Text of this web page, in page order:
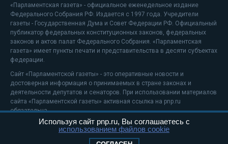
«Парламентская газета» - официальное еженедельное издание
Федерального Собрания РФ. Издается с 1997 года. Учредители
газеты - Государственная Дума и Совет Федерации РФ. Официальный
публикатор федеральных конституционных законов, федеральных
законов и актов палат Федерального Собрания. «Парламентская
газета» имеет пункты печати и представительства в десяти субъектах
федерации.
Сайт «Парламентской газеты» - это оперативные новости и
достоверная информация о принимаемых в стране законах и
деятельности депутатов и сенаторов. При использовании материалов
сайта «Парламентской газеты» активная ссылка на pnp.ru
обязательна.
На информационном ресурсе применяютсярекомендательные
Используя сайт pnp.ru, Вы соглашаетесь с
использованием файлов cookie